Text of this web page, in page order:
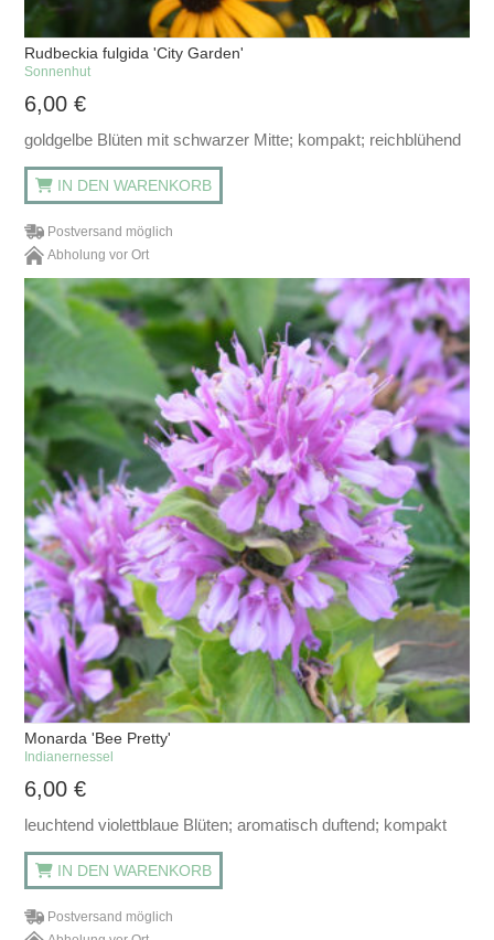
Rudbeckia fulgida 'City Garden'
Sonnenhut
6,00€
goldgelbe Blüten mit schwarzer Mitte; kompakt; reichblühend
IN DEN WARENKORB
Postversand möglich
Abholung vor Ort
Monarda 'Bee Pretty'
Indianernessel
6,00€
leuchtend violettblaue Blüten; aromatisch duftend; kompakt
IN DEN WARENKORB
Postversand möglich